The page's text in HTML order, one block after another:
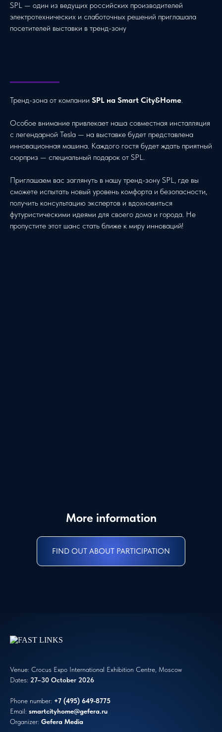
SPL — один из ведущих российских производителей
электротехнических и слаботочных решений приглашала
посетителей выставки в тренд-зону.
Тренд-зона от компании SPL на Smart City&Home.
Особое внимание привлекает наша совместная инсталляция
с легендарной Tesla — на выставке будет представлена
инновационная машина. Каждого гостя будет ждать приятный
сюрприз — специальный подарок от SPL.
Приглашаем вас заглянуть в нашу тренд-зону SPL, где вы
сможете испытать новый уровень комфорта и безопасности,
получить консультацию экспертов и вдохновиться
футуристическими идеями для своего дома и города. Не
пропустите этот шанс стать ближе к миру инноваций!
More information
FIND OUT ABOUT PARTICIPATION
Venue: Crocus Expo International Exhibition Centre, Moscow
Phone number:+7 (495) 649-8775
Email:smartcityhome@gefera.ru